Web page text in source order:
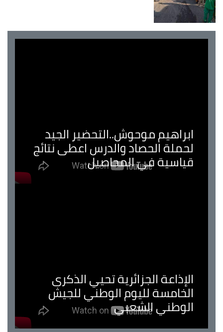
ابراهيم موحوش..التحضير الجيد
لحملة الحصاد والدرس اعطى نتائج
قياسية في المحاصيل
الإذاعة الجزائرية تحيي الذكرى
الخامسة لليوم الوطني للجيش
الوطني الشعبي